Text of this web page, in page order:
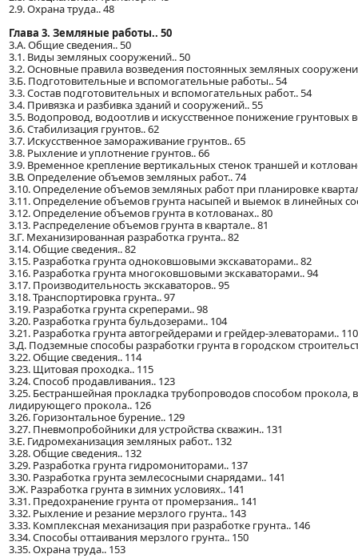
2.9. Охрана труда.. 48
Глава 3. Земляные работы.. 50
3.А. Общие сведения.. 50
3.1. Виды земляных сооружений.. 50
3.2. Основные правила возведения постоянных земляных
З.Б. Подготовительные и вспомогательные работы.. 54
3.3. Состав подготовительных и вспомогательных работ.. 54
3.4. Привязка и разбивка зданий и сооружений.. 55
3.5. Водопровод, водоотлив и искусственное понижение грунтовых
3.6. Стабилизация грунтов.. 62
3.7. Искусственное замораживание грунтов.. 65
3.8. Рыхление и уплотнение грунтов.. 66
3.9. Временное крепление вертикальных стенок траншей и
З.В. Определение объемов земляных работ.. 74
3.10. Определение объемов земляных работ при планировке
3.11. Определение объемов грунта насыпей и выемок в линейных
3.12. Определение объемов грунта в котлованах.. 80
3.13. Распределение объемов грунта в квартале.. 81
З.Г. Механизированная разработка грунта.. 82
3.14. Общие сведения.. 82
3.15. Разработка грунта одноковшовыми экскаваторами.. 82
3.16. Разработка грунта многоковшовыми экскаваторами.. 94
3.17. Производительность экскаваторов.. 95
3.18. Транспортировка грунта.. 97
3.19. Разработка грунта скреперами.. 98
3.20. Разработка грунта бульдозерами.. 104
3.21. Разработка грунта автогрейдерами и грейдер-элеваторами.. 110
З.Д. Подземные способы разработки грунта в городском
3.22. Общие сведения.. 114
3.23. Щитовая проходка.. 115
3.24. Способ продавливания.. 123
3.25. Бестраншейная прокладка трубопроводов способом прокола,
лидирующего прокола.. 126
3.26. Горизонтальное бурение.. 129
3.27. Пневмопробойники для устройства скважин.. 131
З.Е. Гидромеханизация земляных работ.. 132
3.28. Общие сведения.. 132
3.29. Разработка грунта гидромониторами.. 137
3.30. Разработка грунта землесосными снарядами.. 141
З.Ж. Разработка грунта в зимних условиях.. 141
3.31. Предохранение грунта от промерзания.. 141
3.32. Рыхление и резание мерзлого грунта.. 143
3.33. Комплексная механизация при разработке грунта.. 146
3.34. Способы оттаивания мерзлого грунта.. 150
3.35. Охрана труда.. 153